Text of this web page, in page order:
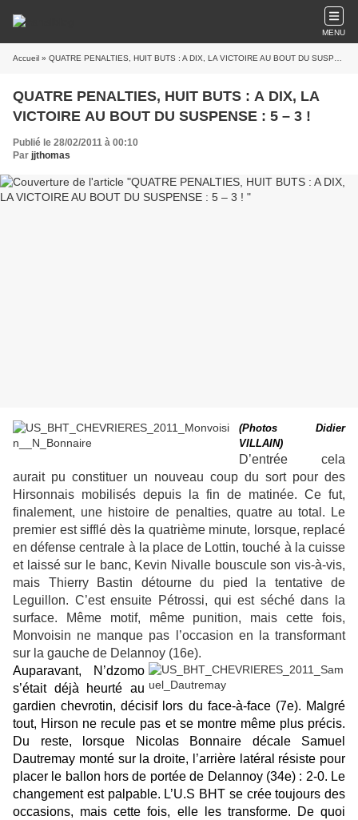
MENU
Accueil » QUATRE PENALTIES, HUIT BUTS : A DIX, LA VICTOIRE AU BOUT DU SUSPENSE : 5 – 3 !
QUATRE PENALTIES, HUIT BUTS : A DIX, LA
VICTOIRE AU BOUT DU SUSPENSE : 5 – 3 !
Publié le 28/02/2011 à 00:10
Par jjthomas
(Photos Didier
VILLAIN)
D’entrée cela
aurait pu constituer un nouveau coup du sort pour des
Hirsonnais mobilisés depuis la fin de matinée. Ce fut,
finalement, une histoire de penalties, quatre au total. Le
premier est sifflé dès la quatrième minute, lorsque, replacé
en défense centrale à la place de Lottin, touché à la cuisse
et laissé sur le banc, Kevin Nivalle bouscule son vis-à-vis,
mais Thierry Bastin détourne du pied la tentative de
Leguillon. C’est ensuite Pétrossi, qui est séché dans la
surface. Même motif, même punition, mais cette fois,
Monvoisin ne manque pas l’occasion en la transformant
sur la gauche de Delannoy (16e).
Auparavant, N’dzomo
s’était déjà heurté au
gardien chevrotin, décisif lors du face-à-face (7e). Malgré
tout, Hirson ne recule pas et se montre même plus précis.
Du reste, lorsque Nicolas Bonnaire décale Samuel
Dautremay monté sur la droite, l’arrière latéral résiste pour
placer le ballon hors de portée de Delannoy (34e) : 2-0. Le
changement est palpable. L’U.S BHT se crée toujours des
occasions, mais cette fois, elle les transforme. De quoi